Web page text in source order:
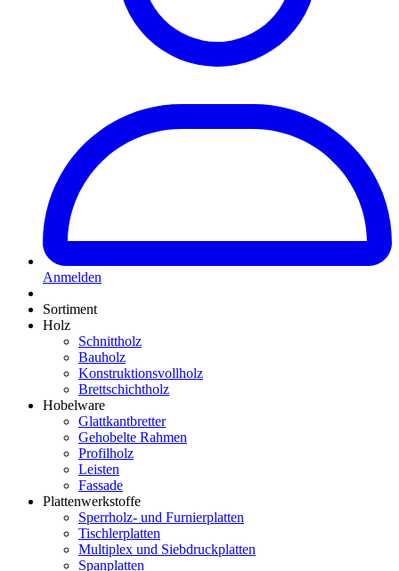
Anmelden
Sortiment
Holz
Schnittholz
Bauholz
Konstruktionsvollholz
Brettschichtholz
Hobelware
Glattkantbretter
Gehobelte Rahmen
Profilholz
Leisten
Fassade
Plattenwerkstoffe
Sperrholz- und Furnierplatten
Tischlerplatten
Multiplex und Siebdruckplatten
Spanplatten